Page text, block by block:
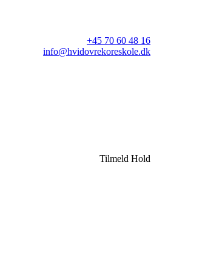
+45 70 60 48 16
info@hvidovrekoreskole.dk
Tilmeld Hold